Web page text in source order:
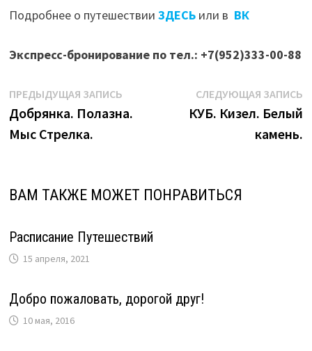
Подробнее о путешествии ЗДЕСЬили в ВК
Экспресс-бронирование по тел.: +7(952)333-00-88
Навигация
по
записям
ПРЕДЫДУЩАЯ ЗАПИСЬПредыдущая
запись:
Добрянка. Полазна.
Мыс Стрелка.
СЛЕДУЮЩАЯ ЗАПИСЬ
КУБ. Кизел. Белый
камень.
ВАМ ТАКЖЕ МОЖЕТ ПОНРАВИТЬСЯ
Расписание Путешествий
15 апреля, 2021
Добро пожаловать, дорогой друг!
10 мая, 2016